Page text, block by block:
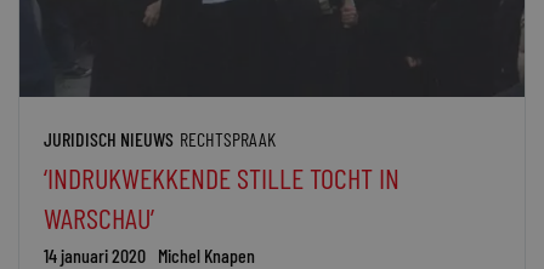
JURIDISCH NIEUWS RECHTSPRAAK
‘INDRUKWEKKENDE STILLE TOCHT IN
WARSCHAU’
14 januari 2020 Michel Knapen